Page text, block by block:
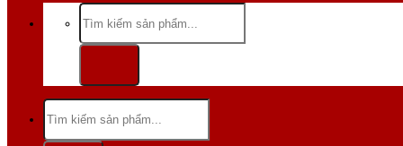
Tìm
kiếm:
Tìm
kiếm: